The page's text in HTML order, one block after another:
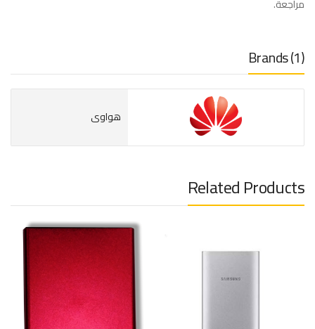
مراجعة.
Brands (1)
هواوى
Related Products